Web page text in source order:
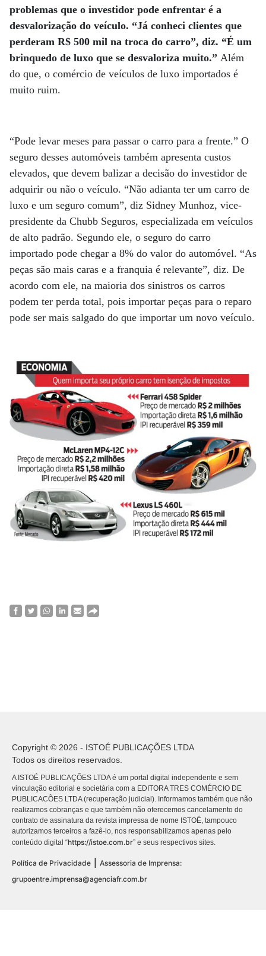
problemas que o investidor pode enfrentar é a
desvalorização do veículo. “Já conheci clientes que
perderam R$ 500 mil na troca do carro”, diz. “É um
brinquedo de luxo que se desvaloriza muito.” Além
do que, o comércio de veículos de luxo importados é
muito ruim.
“Pode levar meses para passar o carro para a frente.” O
seguro desses automóveis também apresenta custos
elevados, que devem balizar a decisão do investidor de
adquirir ou não o veículo. “Não adianta ter um carro de
luxo e um seguro comum”, diz Sidney Munhoz, vice-
presidente da Chubb Seguros, especializada em veículos
de alto padrão. Segundo ele, o seguro do carro
importado pode chegar a 8% do valor do automóvel. “As
peças são mais caras e a franquia é relevante”, diz. De
acordo com ele, na maioria dos sinistros os carros
podem ter perda total, pois importar peças para o reparo
pode ser mais salgado do que importar um novo veículo.
Copyright © 2026 - ISTOÉ PUBLICAÇÕES LTDA
Todos os direitos reservados.
A ISTOÉ PUBLICAÇÕES LTDA é um portal digital independente e sem
vinculação editorial e societária com a EDITORA TRES COMÉRCIO DE
PUBLICACÕES LTDA (recuperação judicial). Informamos também que não
realizamos cobranças e que também não oferecemos cancelamento do
contrato de assinatura da revista impressa de nome ISTOÉ, tampouco
autorizamos terceiros a fazê-lo, nos responsabilizamos apenas pelo
conteúdo digital “https://istoe.com.br” e seus respectivos sites.
Política de Privacidade
Assessoria de Imprensa:
grupoentre.imprensa@agenciafr.com.br